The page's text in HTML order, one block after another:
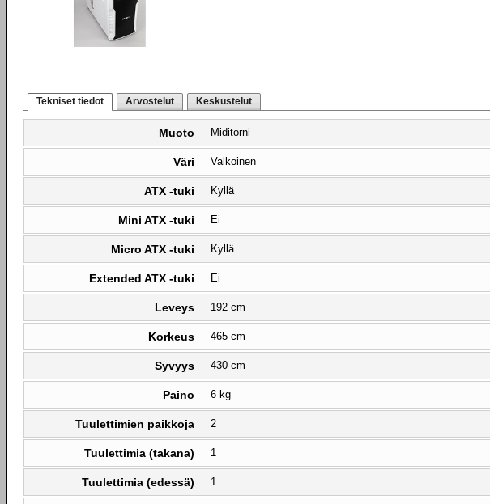
Tekniset tiedot Arvostelut Keskustelut
Muoto Miditorni
Väri Valkoinen
ATX -tuki Kyllä
Mini ATX -tuki Ei
Micro ATX -tuki Kyllä
Extended ATX -tuki Ei
Leveys 192 cm
Korkeus 465 cm
Syvyys 430 cm
Paino 6 kg
Tuulettimien paikkoja 2
Tuulettimia (takana) 1
Tuulettimia (edessä) 1